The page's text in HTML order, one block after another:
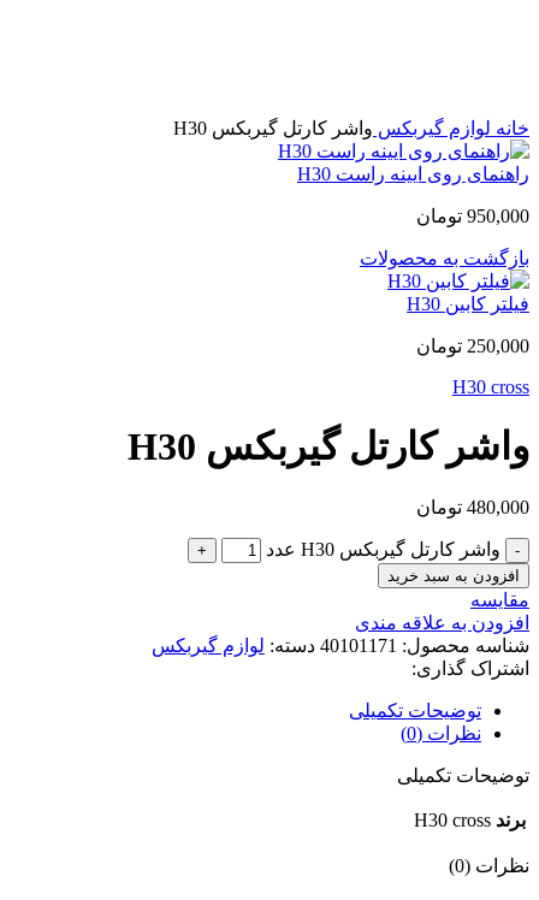
خانه لوازم گیربکس واشر کارتل گیربکس H30
راهنمای روی ایینه راست H30
950,000 تومان
بازگشت به محصولات
فیلتر کابین H30
250,000 تومان
H30 cross
واشر کارتل گیربکس H30
480,000 تومان
واشر کارتل گیربکس H30 عدد
افزودن به سبد خرید
مقایسه
افزودن به علاقه مندی
شناسه محصول: 40101171 دسته: لوازم گیربکس
اشتراک گذاری:
توضیحات تکمیلی
نظرات (0)
توضیحات تکمیلی
برند H30 cross
نظرات (0)